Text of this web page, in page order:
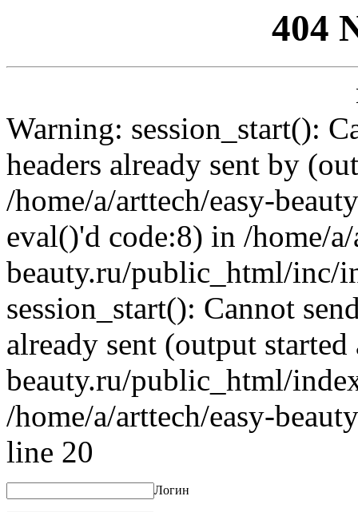
404
Warning: session_start():
headers already sent by
/home/a/arttech/easy-
eval()'d code:8) in /home/
beauty.ru/public_html/inc/
session_start(): Cannot
already sent (output
beauty.ru/public_html/
/home/a/arttech/easy-
line 20
Логин